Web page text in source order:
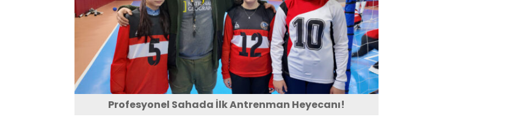
Profesyonel Sahada İlk Antrenman Heyecanı!